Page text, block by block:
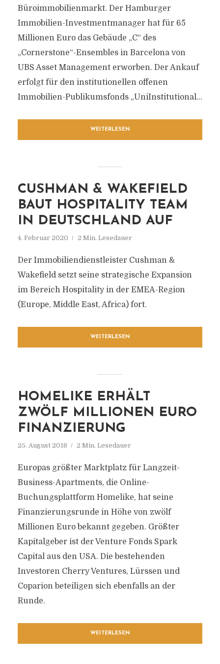
Büroimmobilienmarkt. Der Hamburger
Immobilien-Investmentmanager hat für 65
Millionen Euro das Gebäude „C“ des
„Cornerstone“-Ensembles in Barcelona von
UBS Asset Management erworben. Der Ankauf
erfolgt für den institutionellen offenen
Immobilien-Publikumsfonds „UniInstitutional...
WEITERLESEN
CUSHMAN & WAKEFIELD
BAUT HOSPITALITY TEAM
IN DEUTSCHLAND AUF
4. Februar 2020 2 Min. Lesedauer
Der Immobiliendienstleister Cushman &
Wakefield setzt seine strategische Expansion
im Bereich Hospitality in der EMEA-Region
(Europe, Middle East, Africa) fort.
WEITERLESEN
HOMELIKE ERHÄLT
ZWÖLF MILLIONEN EURO
FINANZIERUNG
25. August 2018 2 Min. Lesedauer
Europas größter Marktplatz für Langzeit-
Business-Apartments, die Online-
Buchungsplattform Homelike, hat seine
Finanzierungsrunde in Höhe von zwölf
Millionen Euro bekannt gegeben. Größter
Kapitalgeber ist der Venture Fonds Spark
Capital aus den USA. Die bestehenden
Investoren Cherry Ventures, Lürssen und
Coparion beteiligen sich ebenfalls an der
Runde.
WEITERLESEN